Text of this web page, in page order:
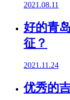
2021.08.11
好的青
征？
2021.11.24
优秀的